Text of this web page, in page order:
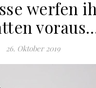
werfen
26. Oktober 2019